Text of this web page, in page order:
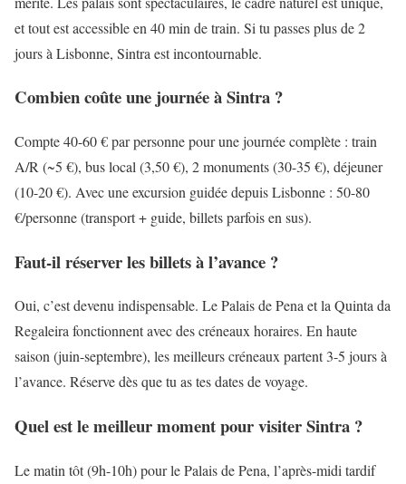
et tout est accessible en 40 min de train. Si tu passes plus de 2
jours à Lisbonne, Sintra est incontournable.
Combien coûte une journée à Sintra ?
Compte 40-60 € par personne pour une journée complète : train
A/R (~5 €), bus local (3,50 €), 2 monuments (30-35 €), déjeuner
(10-20 €). Avec une excursion guidée depuis Lisbonne : 50-80
€/personne (transport + guide, billets parfois en sus).
Faut-il réserver les billets à l’avance ?
Oui, c’est devenu indispensable. Le Palais de Pena et la Quinta da
Regaleira fonctionnent avec des créneaux horaires. En haute
saison (juin-septembre), les meilleurs créneaux partent 3-5 jours à
l’avance. Réserve dès que tu as tes dates de voyage.
Quel est le meilleur moment pour visiter Sintra ?
Le matin tôt (9h-10h) pour le Palais de Pena, l’après-midi tardif